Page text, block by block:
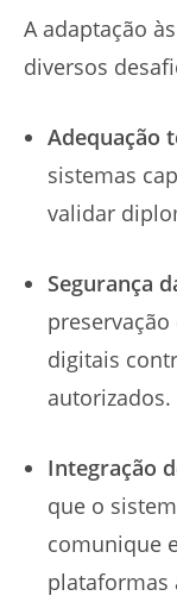
A adaptação
diversos
Adequação
sistemas
validar
Segurança
digitais
autorizados.
Integração
que o
comunique
plataformas